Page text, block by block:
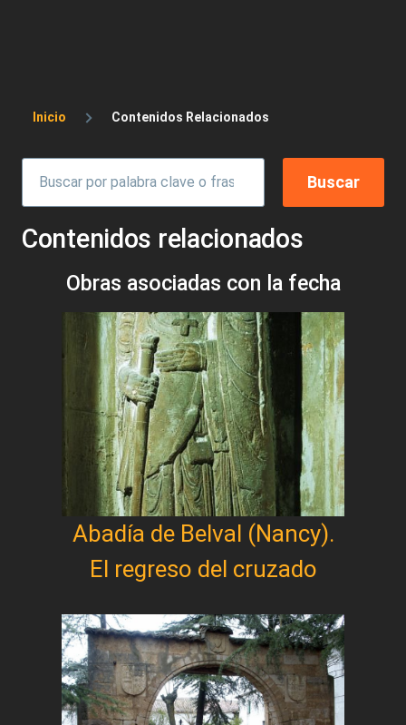
Sobrescribir enlaces de ayuda a la
Inicio Contenidos Relacionados
Contenidos relacionados
Obras asociadas con la fecha
Abadía de Belval (Nancy).
El regreso del cruzado